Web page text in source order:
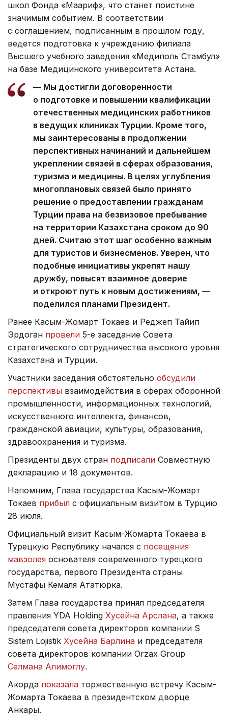
школ Фонда «Маариф», что станет поистине
значимым событием. В соответствии
с соглашением, подписанным в прошлом году,
ведется подготовка к учреждению филиала
Высшего учебного заведения «Медиполь Стамбул»
на базе Медицинского университета Астана.
— Мы достигли договоренности
о подготовке и повышении квалификации
отечественных медицинских работников
в ведущих клиниках Турции. Кроме того,
мы заинтересованы в продолжении
перспективных начинаний и дальнейшем
укреплении связей в сферах образования,
туризма и медицины. В целях углубления
многоплановых связей было принято
решение о предоставлении гражданам
Турции права на безвизовое пребывание
на территории Казахстана сроком до 90
дней. Считаю этот шаг особенно важным
для туристов и бизнесменов. Уверен, что
подобные инициативы укрепят нашу
дружбу, повысят взаимное доверие
и откроют путь к новым достижениям, —
поделился планами Президент.
Ранее Касым-Жомарт Токаев и Реджеп Тайип
Эрдоган провели 5-е заседание Совета
стратегического сотрудничества высокого уровня
Казахстана и Турции.
Участники заседания обстоятельно обсудили
перспективы взаимодействия в сферах оборонной
промышленности, информационных технологий,
искусственного интеллекта, финансов,
гражданской авиации, культуры, образования,
здравоохранения и туризма.
Президенты двух стран подписали Совместную
декларацию и 18 документов.
Напомним, Глава государства Касым-Жомарт
Токаев прибыл с официальным визитом в Турцию
28 июля.
Официальный визит Касым-Жомарта Токаева в
Турецкую Республику начался с посещения
мавзолея основателя современного турецкого
государства, первого Президента страны
Мустафы Кемаля Ататюрка.
Затем Глава государства принял председателя
правления YDA Holding Хусейна Арслана, а также
председателя совета директоров компании S
Sistem Lojistik Хусейна Барлина и председателя
совета директоров компании Orzax Group
Селмана Алимоглу.
Акорда показала торжественную встречу Касым-
Жомарта Токаева в президентском дворце
Анкары.